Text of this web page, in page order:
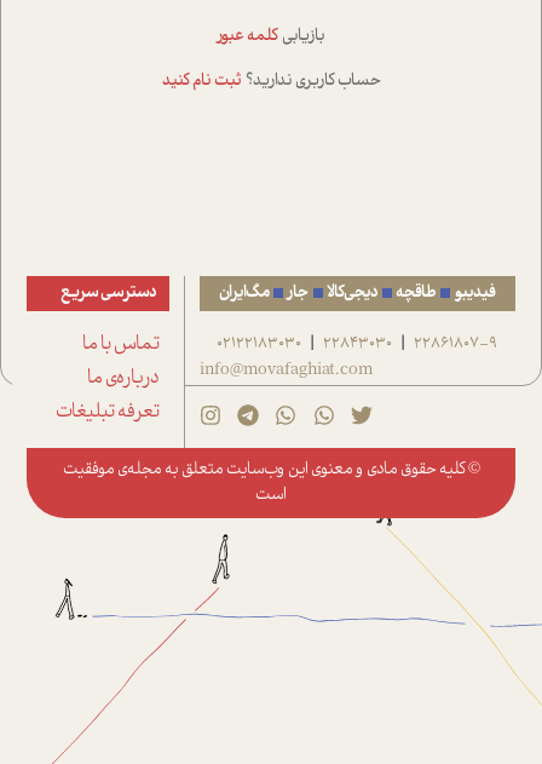
بازیابی کلمه عبور
حساب کاربری ندارید؟ ثبت نام کنید
فیدیبو طاقچه دیجی‌کالا جار مگ‌ایران
22861807-9
|
22843030
|
02122183030
info@movafaghiat.com
دسترسی سریع
تماس با ما
درباره‌ی ما
تعرفه تبلیغات
© کلیه حقوق مادی و معنوی این وب‌سایت متعلق به مجله‌ی موفقیت
است